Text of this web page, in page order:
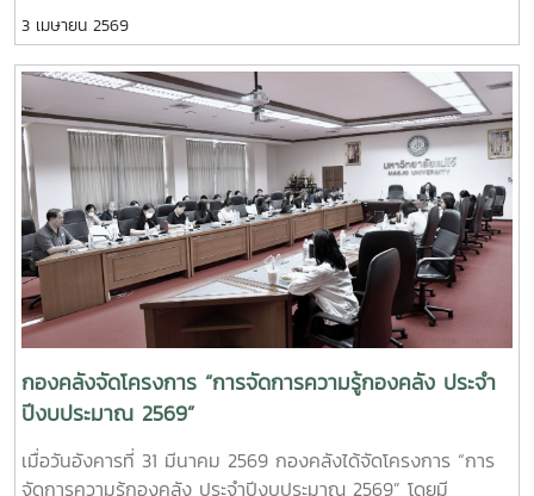
นักศึกษา อาคารอำนวย ยศสุข ทั้งนี้ การเข้าพบหน่วยงานต่าง ๆ
เป็นกิจกรรมภายใต้โครงการกองคลังสัญจร ปี 2569 เพื่อส่ง
เสริมการแลกเปลี่ยนเรียนรู้และพัฒนาความเข้าใจด้านการเงิน การ
คลัง และการพัสดุแก่ผู้บริหารและผู้ปฏิบัติงานที่เกี่ยวข้อง
3 เมษายน 2569
กองคลังจัดโครงการ “การจัดการความรู้กองคลัง ประจำ
ปีงบประมาณ 2569”
เมื่อวันอังคารที่ 31 มีนาคม 2569 กองคลังได้จัดโครงการ “การ
จัดการความรู้กองคลัง ประจำปีงบประมาณ 2569” โดยมี